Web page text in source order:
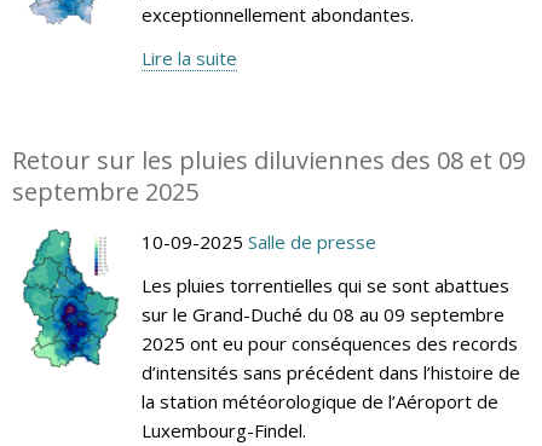
exceptionnellement abondantes.
Lire la suite
Retour sur les pluies diluviennes des 08 et 09
septembre 2025
10-09-2025 Salle de presse
Les pluies torrentielles qui se sont abattues
sur le Grand-Duché du 08 au 09 septembre
2025 ont eu pour conséquences des records
d’intensités sans précédent dans l’histoire de
la station météorologique de l’Aéroport de
Luxembourg-Findel.